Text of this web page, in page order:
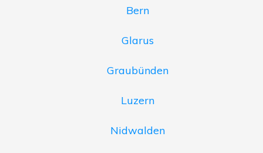
Bern
Glarus
Graubünden
Luzern
Nidwalden